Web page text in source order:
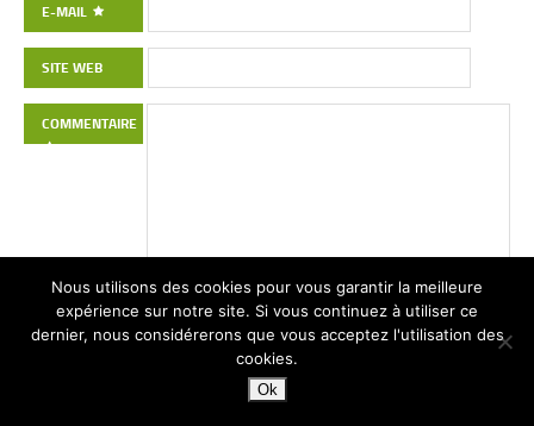
E-MAIL
SITE WEB
COMMENTAIRE
Ce site utilise Akismet pour réduire les indésirables.
Nous utilisons des cookies pour vous garantir la meilleure
expérience sur notre site. Si vous continuez à utiliser ce
dernier, nous considérerons que vous acceptez l'utilisation des
cookies.
Ok